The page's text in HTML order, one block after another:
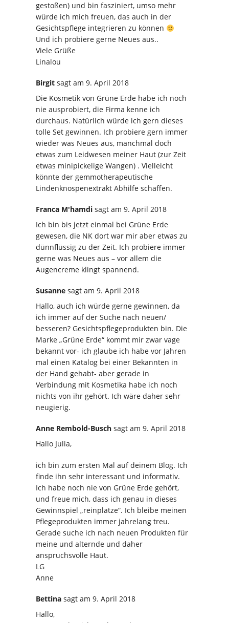
gestoßen) und bin fasziniert, umso mehr
würde ich mich freuen, das auch in der
Gesichtspflege integrieren zu können
Und ich probiere gerne Neues aus..
Viele Grüße
Linalou
Birgit sagt am 9. April 2018
Die Kosmetik von Grüne Erde habe ich noch
nie ausprobiert, die Firma kenne ich
durchaus. Natürlich würde ich gern dieses
tolle Set gewinnen. Ich probiere gern immer
wieder was Neues aus, manchmal doch
etwas zum Leidwesen meiner Haut (zur Zeit
etwas minipickelige Wangen) . Vielleicht
könnte der gemmotherapeutische
Lindenknospenextrakt Abhilfe schaffen.
Franca M'hamdi sagt am 9. April 2018
Ich bin bis jetzt einmal bei Grüne Erde
gewesen, die NK dort war mir aber etwas zu
dünnflüssig zu der Zeit. Ich probiere immer
gerne was Neues aus – vor allem die
Augencreme klingt spannend.
Susanne sagt am 9. April 2018
Hallo, auch ich würde gerne gewinnen, da
ich immer auf der Suche nach neuen/
besseren? Gesichtspflegeprodukten bin. Die
Marke „Grüne Erde“ kommt mir zwar vage
bekannt vor- ich glaube ich habe vor Jahren
mal einen Katalog bei einer Bekannten in
der Hand gehabt- aber gerade in
Verbindung mit Kosmetika habe ich noch
nichts von ihr gehört. Ich wäre daher sehr
neugierig.
Anne Rembold-Busch sagt am 9. April 2018
Hallo Julia,
ich bin zum ersten Mal auf deinem Blog. Ich
finde ihn sehr interessant und informativ.
Ich habe noch nie von Grüne Erde gehört,
und freue mich, dass ich genau in dieses
Gewinnspiel „reinplatze“. Ich bleibe meinen
Pflegeprodukten immer jahrelang treu.
Gerade suche ich nach neuen Produkten für
meine und alternde und daher
anspruchsvolle Haut.
LG
Anne
Bettina sagt am 9. April 2018
Hallo,